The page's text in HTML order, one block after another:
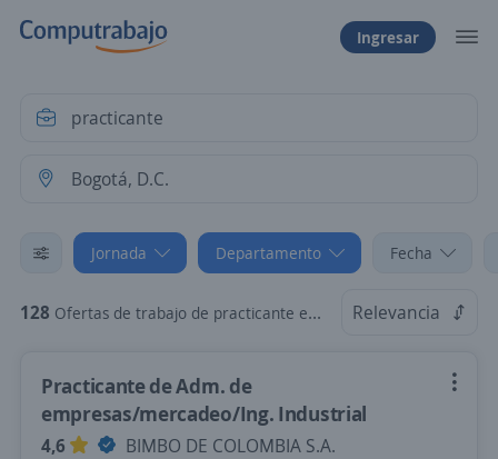
Ingresar
Jornada Departamento Fecha
128 Ofertas de trabajo de practicante en Bogotá, D.C.: Beca/prácticas Relevancia
Practicante de Adm. de
empresas/mercadeo/Ing. Industrial
4,6
BIMBO DE COLOMBIA S.A.